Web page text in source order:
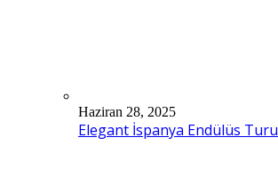
Haziran 28, 2025
Elegant İspanya Endülüs Turu